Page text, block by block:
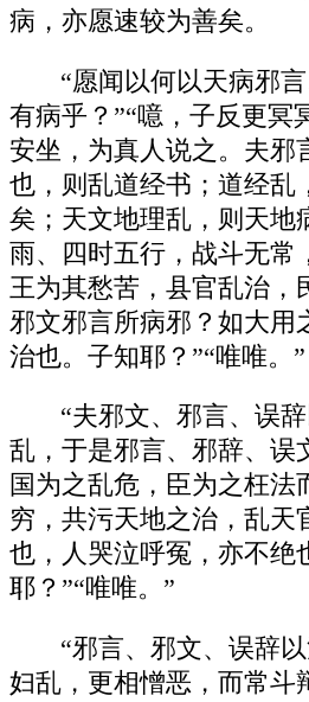
病，亦愿速较为善矣。
“愿闻以何以天病邪
有病乎？”“噫，子反更冥
安坐，为真人说之。夫邪
也，则乱道经书；道经乱
矣；天文地理乱，则天地
雨、四时五行，战斗无常
王为其愁苦，县官乱治，
邪文邪言所病邪？如大用
治也。子知耶？”“唯唯。”
“夫邪文、邪言、误
乱，于是邪言、邪辞、误
国为之乱危，臣为之枉法
穷，共污天地之治，乱天
也，人哭泣呼冤，亦不绝
耶？”“唯唯。”
“邪言、邪文、误辞
妇乱，更相憎恶，而常斗